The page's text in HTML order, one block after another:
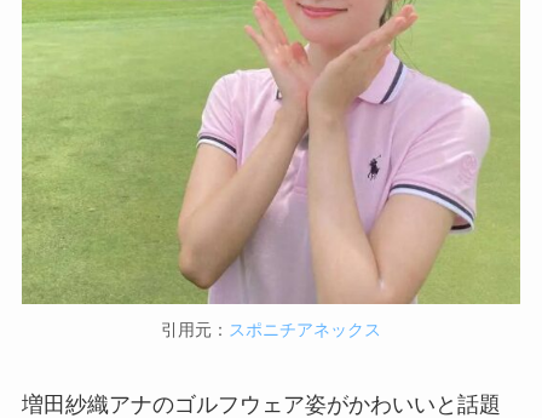
引用元： スポニチアネックス
増田紗織アナのゴルフウェア姿がかわいいと話題